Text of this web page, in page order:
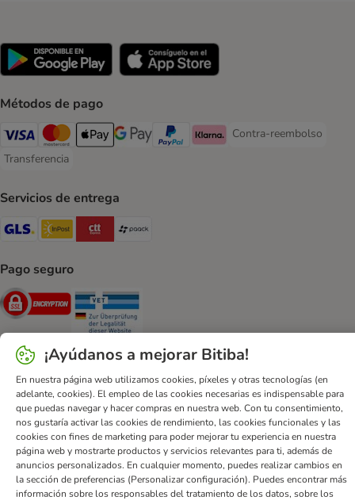
Métodos de pago
Visa Payment Method
Mastercard Payment Method
Apple Pay Payment Method
Google Pay Payment Method
PayPal Payment Method
Klarna Payment Method
Contra-reembolso
Contra-reembolso
Transferencia
Transferencia Payment Method
Servicios de entrega
GLS Shipping Method
InPost Shipping Method
CTTExpress Shipping Method
Pago seguro
Security
Ayuda Contacto Impreso DSA
Protección de datos
Condiciones comerciales generales
Declaración de accesibilidad
Newsletter
Gastos de envío y plazos de entrega
Formas de pago
Formulario de desistimiento
Programa de fidelización
App bitiba Programa de afiliados
¡Ayúdanos a mejorar Bitiba!
En nuestra página web utilizamos cookies, píxeles y otras tecnologías (en
adelante, cookies). El empleo de las cookies necesarias es indispensable para
que puedas navegar y hacer compras en nuestra web. Con tu consentimiento,
nos gustaría activar las cookies de rendimiento, las cookies funcionales y las
cookies con fines de marketing para poder mejorar tu experiencia en nuestra
página web y mostrarte productos y servicios relevantes para ti, además de
anuncios personalizados. En cualquier momento, puedes realizar cambios en
la sección de preferencias (Personalizar configuración). Puedes encontrar más
información sobre los responsables del tratamiento de los datos, sobre los